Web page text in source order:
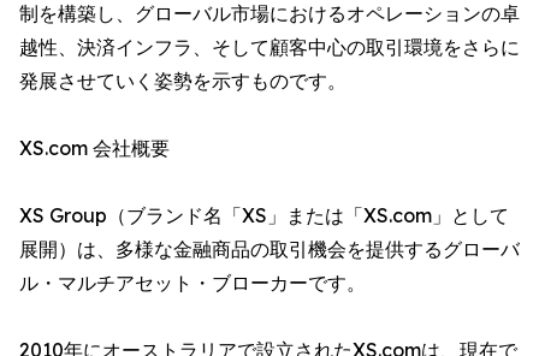
制を構築し、グローバル市場におけるオペレーションの卓
越性、決済インフラ、そして顧客中心の取引環境をさらに
発展させていく姿勢を示すものです。
XS.com 会社概要
XS Group（ブランド名「XS」または「XS.com」として
展開）は、多様な金融商品の取引機会を提供するグローバ
ル・マルチアセット・ブローカーです。
2010年にオーストラリアで設立されたXS.comは、現在で